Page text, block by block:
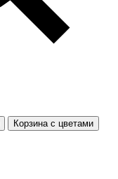
Корзина с цветами